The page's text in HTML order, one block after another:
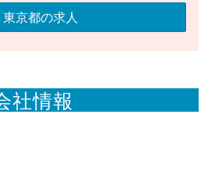
東京都の求人
社情報